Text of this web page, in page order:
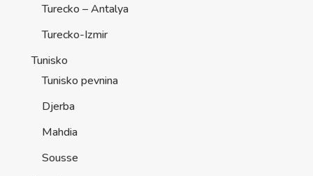
Turecko – Antalya
Turecko-Izmir
Tunisko
Tunisko pevnina
Djerba
Mahdia
Sousse